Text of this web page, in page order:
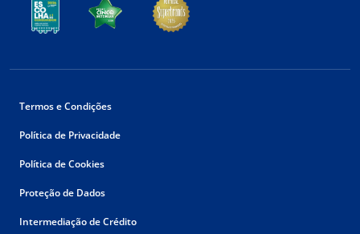
Termos e Condições
Política de Privacidade
Política de Cookies
Proteção de Dados
Intermediação de Crédito